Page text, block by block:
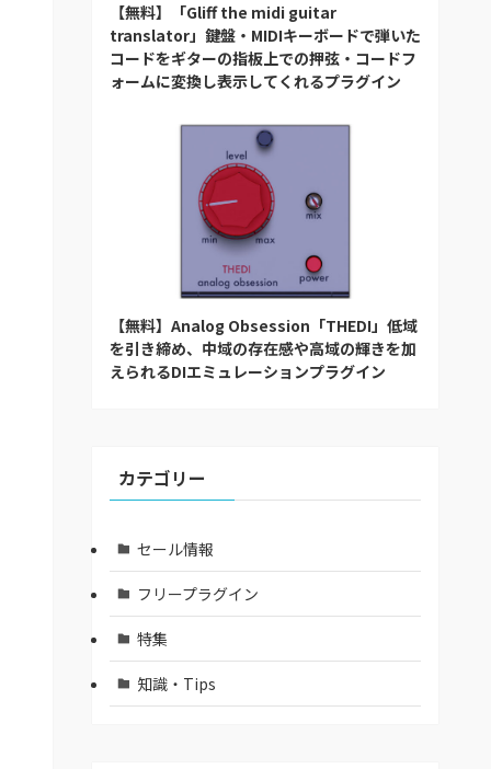
【無料】「Gliff the midi guitar
translator」鍵盤・MIDIキーボードで弾いた
コードをギターの指板上での押弦・コードフ
ォームに変換し表示してくれるプラグイン
【無料】Analog Obsession「THEDI」低域
を引き締め、中域の存在感や高域の輝きを加
えられるDIエミュレーションプラグイン
カテゴリー
セール情報
フリープラグイン
特集
知識・Tips